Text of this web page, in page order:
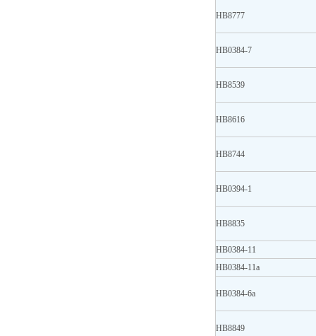
HB8777
HB0384-7
HB8539
HB8616
HB8744
HB0394-1
HB8835
HB0384-11
HB0384-11a
HB0384-6a
HB8849